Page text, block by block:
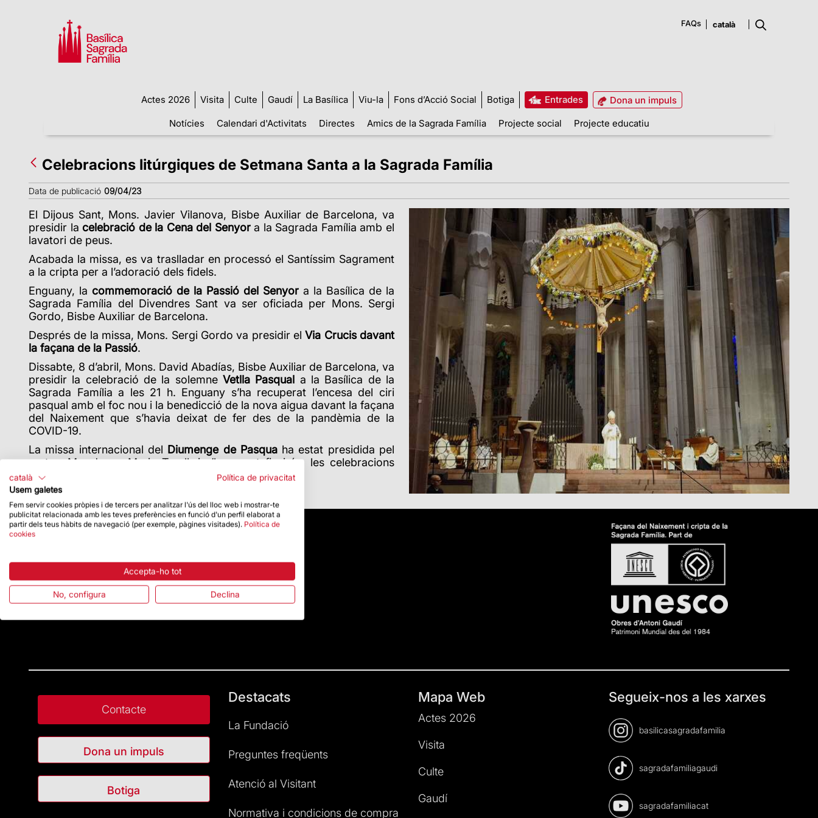
FAQs
Actes 2026 Visita Culte Gaudí La Basílica Viu-la Fons d’Acció Social Botiga Entrades
Dona un impuls
Notícies
Calendari d'Activitats Directes Amics de la Sagrada Família Projecte social Projecte educatiu
Celebracions litúrgiques de Setmana Santa a la Sagrada Família
Data de publicació 09/04/23
El Dijous Sant, Mons. Javier Vilanova, Bisbe Auxiliar de Barcelona, va
presidir lacelebració de la Cena del Senyora la Sagrada Família amb el
lavatori de peus.
Acabada la missa, es va traslladar en processó el Santíssim Sagrament
a la cripta per a l’adoració dels fidels.
Enguany, la commemoració de la Passió del Senyor a la Basílica de la
Sagrada Família del Divendres Sant va ser oficiada per Mons. Sergi
Gordo, Bisbe Auxiliar de Barcelona.
Després de la missa, Mons. Sergi Gordo va presidir el Via Crucis davant
la façana de la Passió.
Dissabte, 8 d’abril, Mons. David Abadías, Bisbe Auxiliar de Barcelona, va
presidir la celebració de la solemne Vetlla Pasqual a la Basílica de la
Sagrada Família a les 21 h. Enguany s’ha recuperat l’encesa del ciri
pasqual amb el foc nou i la benedicció de la nova aigua davant la façana
del Naixement que s’havia deixat de fer des de la pandèmia de la
COVID-19.
La missa internacional del Diumenge de Pasquaha estat presidida pel
rector, Mn. Josep Maria Turull, i s’ha posat fi així a les celebracions
litúrgiques de la Setmana Santa.
Contacte
Dona un impuls
Botiga
Destacats
La Fundació
Preguntes freqüents
Atenció al Visitant
Normativa i condicions de compra
Mapa Web
Actes 2026
Visita
Culte
Gaudí
Segueix-nos a les xarxes
basilicasagradafamilia
sagradafamiliagaudi
sagradafamiliacat
català
Política de privacitat
Usem galetes
Fem servir cookies pròpies i de tercers per analitzar l'ús del lloc web i mostrar-te
publicitat relacionada amb les teves preferències en funció d'un perfil elaborat a
partir dels teus hàbits de navegació (per exemple, pàgines visitades). Política de
cookies
Accepta-ho tot
No, configura Declina